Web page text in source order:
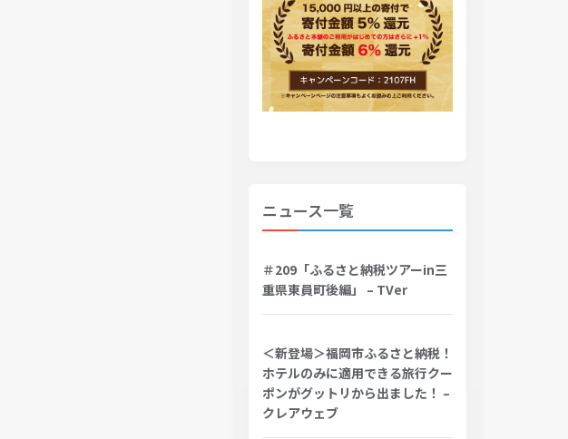
ニュース一覧
＃209「ふるさと納税ツアーin三
重県東員町後編」 – TVer
＜新登場＞福岡市ふるさと納税！
ホテルのみに適用できる旅行クー
ポンがグットリから出ました！ –
クレアウェブ